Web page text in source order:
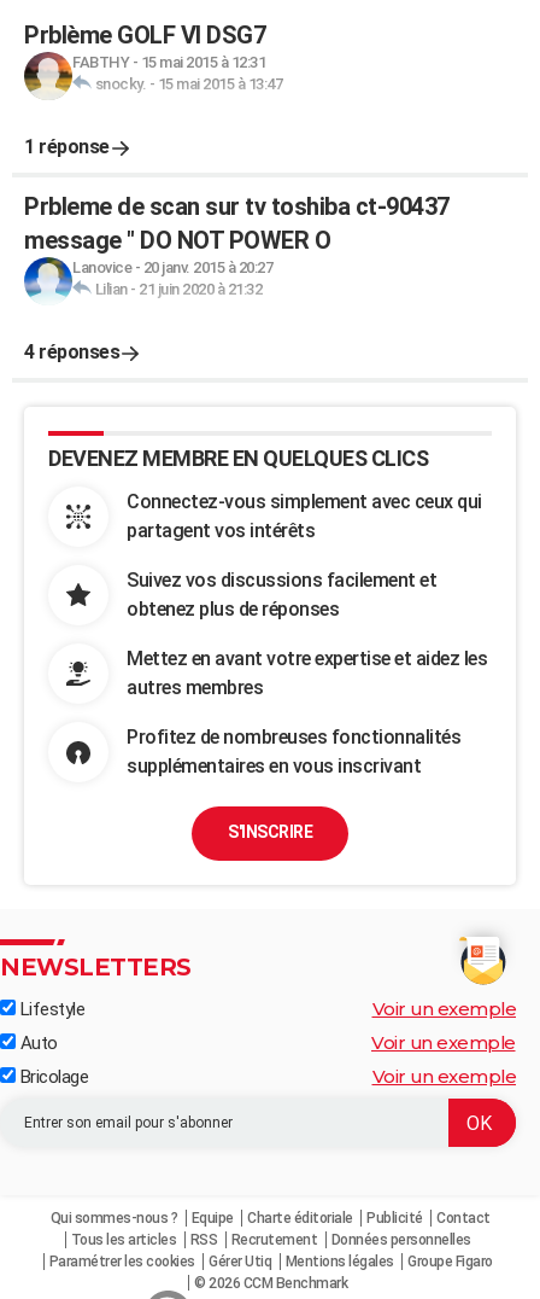
Prblème GOLF VI DSG7
FABTHY- 15 mai 2015 à 12:31
snocky. - 15 mai 2015 à 13:47
1 réponse
Prbleme de scan sur tv toshiba ct-90437
message " DO NOT POWER O
Lanovice- 20 janv. 2015 à 20:27
Lilian- 21 juin 2020 à 21:32
4 réponses
DEVENEZ MEMBRE EN QUELQUES CLICS
Connectez-vous simplement avec ceux qui
partagent vos intérêts
Suivez vos discussions facilement et
obtenez plus de réponses
Mettez en avant votre expertise et aidez les
autres membres
Profitez de nombreuses fonctionnalités
supplémentaires en vous inscrivant
S'INSCRIRE
NEWSLETTERS
Lifestyle Voir un exemple
Auto Voir un exemple
Bricolage Voir un exemple
Qui sommes-nous ? Equipe Charte éditoriale Publicité
Contact
Tous les articles
RSS Recrutement
Données personnelles
Paramétrer les cookies
Gérer Utiq Mentions légales
Groupe Figaro
© 2026 CCM Benchmark